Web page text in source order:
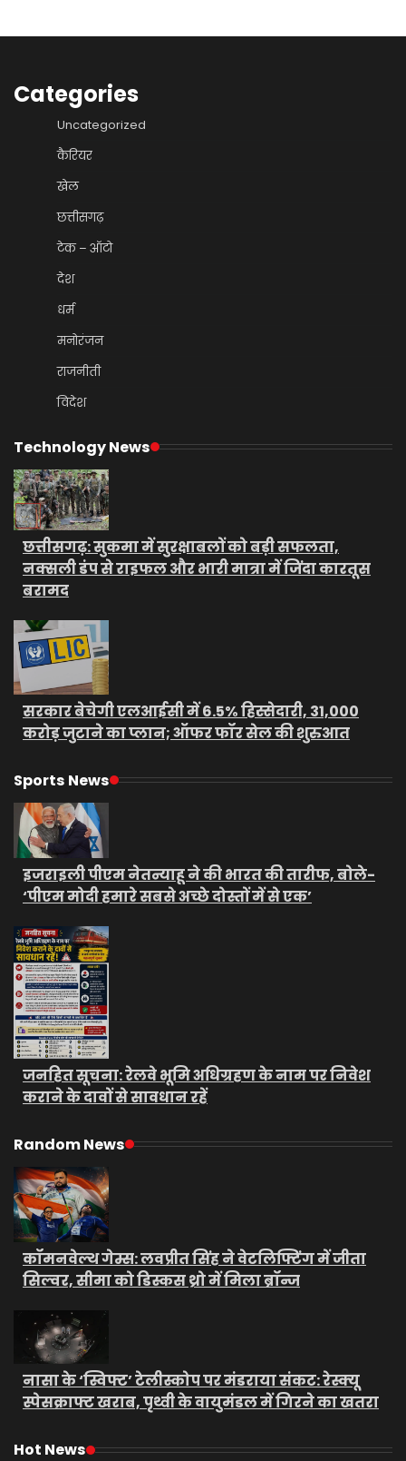
Categories
Uncategorized
कैरियर
खेल
छत्तीसगढ़
टेक – ऑटो
देश
धर्म
मनोरंजन
राजनीती
विदेश
Technology News
छत्तीसगढ़: सुकमा में सुरक्षाबलों को बड़ी सफलता,
नक्सली डंप से राइफल और भारी मात्रा में जिंदा कारतूस
बरामद
सरकार बेचेगी एलआईसी में 6.5% हिस्सेदारी, 31,000
करोड़ जुटाने का प्लान; ऑफर फॉर सेल की शुरुआत
Sports News
इजराइली पीएम नेतन्याहू ने की भारत की तारीफ, बोले-
‘पीएम मोदी हमारे सबसे अच्छे दोस्तों में से एक’
जनहित सूचना: रेलवे भूमि अधिग्रहण के नाम पर निवेश
कराने के दावों से सावधान रहें
Random News
कॉमनवेल्थ गेम्स: लवप्रीत सिंह ने वेटलिफ्टिंग में जीता
सिल्वर, सीमा को डिस्कस थ्रो में मिला ब्रॉन्ज
नासा के ‘स्विफ्ट’ टेलीस्कोप पर मंडराया संकट: रेस्क्यू
स्पेसक्राफ्ट खराब, पृथ्वी के वायुमंडल में गिरने का खतरा
Hot News